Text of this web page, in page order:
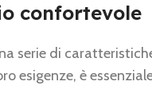
confortevole
serie di
esigenze, è